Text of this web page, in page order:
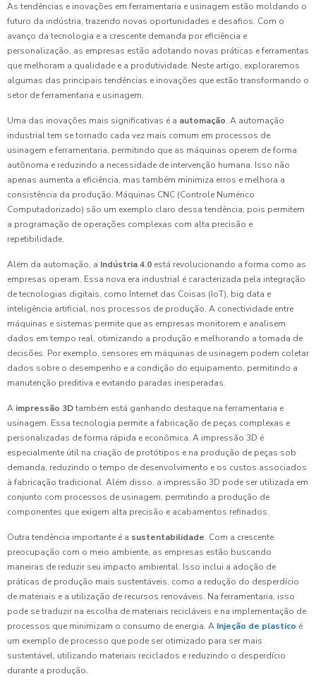
As tendências e inovações em ferramentaria e usinagem estão moldando o
futuro da indústria, trazendo novas oportunidades e desafios. Com o
avanço da tecnologia e a crescente demanda por eficiência e
personalização, as empresas estão adotando novas práticas e ferramentas
que melhoram a qualidade e a produtividade. Neste artigo, exploraremos
algumas das principais tendências e inovações que estão transformando o
setor de ferramentaria e usinagem.
Uma das inovações mais significativas é a automação. A automação
industrial tem se tornado cada vez mais comum em processos de
usinagem e ferramentaria, permitindo que as máquinas operem de forma
autônoma e reduzindo a necessidade de intervenção humana. Isso não
apenas aumenta a eficiência, mas também minimiza erros e melhora a
consistência da produção. Máquinas CNC (Controle Numérico
Computadorizado) são um exemplo claro dessa tendência, pois permitem
a programação de operações complexas com alta precisão e
repetibilidade.
Além da automação, a Indústria 4.0 está revolucionando a forma como as
empresas operam. Essa nova era industrial é caracterizada pela integração
de tecnologias digitais, como Internet das Coisas (IoT), big data e
inteligência artificial, nos processos de produção. A conectividade entre
máquinas e sistemas permite que as empresas monitorem e analisem
dados em tempo real, otimizando a produção e melhorando a tomada de
decisões. Por exemplo, sensores em máquinas de usinagem podem coletar
dados sobre o desempenho e a condição do equipamento, permitindo a
manutenção preditiva e evitando paradas inesperadas.
A impressão 3Dtambém está ganhando destaque na ferramentaria e
usinagem. Essa tecnologia permite a fabricação de peças complexas e
personalizadas de forma rápida e econômica. A impressão 3D é
especialmente útil na criação de protótipos e na produção de peças sob
demanda, reduzindo o tempo de desenvolvimento e os custos associados
à fabricação tradicional. Além disso, a impressão 3D pode ser utilizada em
conjunto com processos de usinagem, permitindo a produção de
componentes que exigem alta precisão e acabamentos refinados.
Outra tendência importante é a sustentabilidade. Com a crescente
preocupação com o meio ambiente, as empresas estão buscando
maneiras de reduzir seu impacto ambiental. Isso inclui a adoção de
práticas de produção mais sustentáveis, como a redução do desperdício
de materiais e a utilização de recursos renováveis. Na ferramentaria, isso
pode se traduzir na escolha de materiais recicláveis e na implementação de
processos que minimizam o consumo de energia. A Injeção de plastico é
um exemplo de processo que pode ser otimizado para ser mais
sustentável, utilizando materiais reciclados e reduzindo o desperdício
durante a produção.